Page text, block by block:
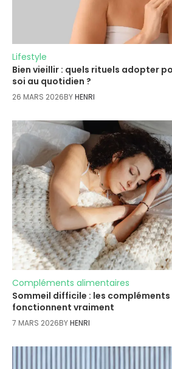
Lifestyle
Bien vieillir : quels rituels adopter
soi au quotidien ?
26 MARS 2026BYHENRI
Compléments alimentaires
Sommeil difficile : les
fonctionnent vraiment
7 MARS 2026BYHENRI